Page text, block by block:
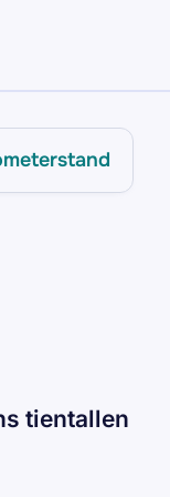
tientallen